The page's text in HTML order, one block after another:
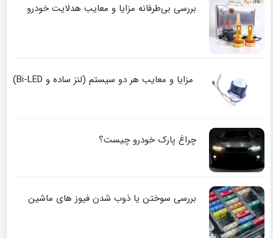
بررسی بی‌طرفانه مزایا و معایب هدلایت خودرو
مزایا و معایب هر دو سیستم (لنز ساده و Bi-LED)
چراغ پارک خودرو چیست؟
بررسی سوختن یا ذوب شدن فیوز های ماشین